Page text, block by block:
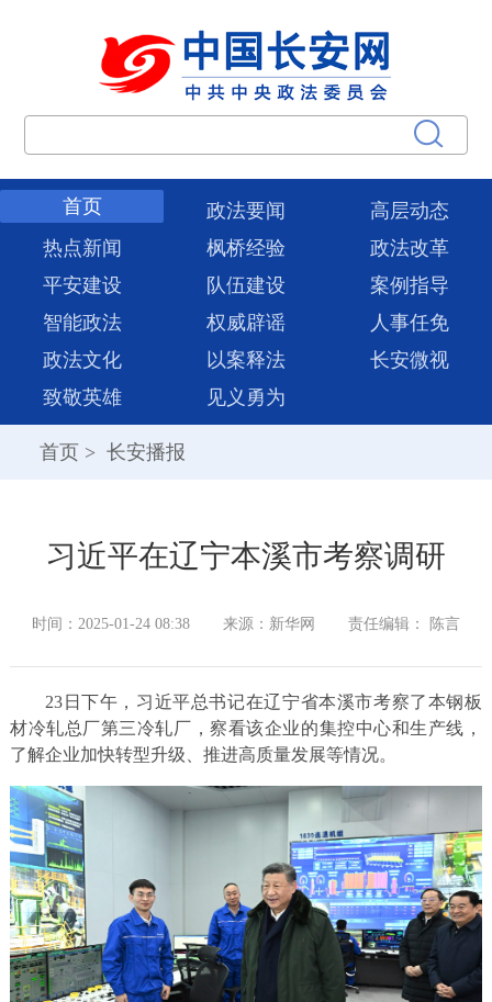
首页 政法要闻
高层动态
热点新闻
枫桥经验
政法改革
平安建设
队伍建设
案例指导
智能政法
权威辟谣
人事任免
政法文化
以案释法
长安微视
致敬英雄
见义勇为
首页 > 长安播报
习近平在辽宁本溪市考察调研
时间：2025-01-24 08:38 来源：新华网 责任编辑： 陈言
23日下午，习近平总书记在辽宁省本溪市考察了本钢板
材冷轧总厂第三冷轧厂，察看该企业的集控中心和生产线，
了解企业加快转型升级、推进高质量发展等情况。